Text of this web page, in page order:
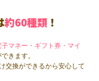
約60種類 ！
マネー・ギフト券・マイ
きます。
交換ができるから安心して